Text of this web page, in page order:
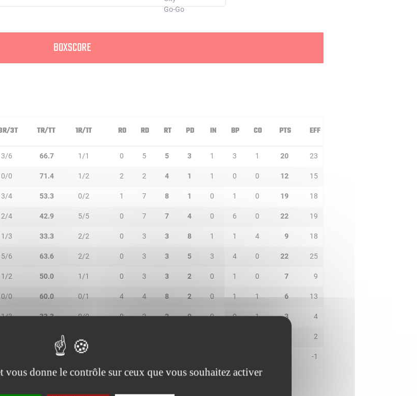
BOXSCORE
3T TR/TT 1R/1T RO RD RT PD IN BP CO PTS EFF
3/6 66.7 1/1 0 5 5 3 1 3 1 20 23
0/0 71.4 1/2 2 2 4 1 1 0 0 12 15
3/4 53.3 0/2 1 7 8 1 0 1 0 19 18
2/4 42.9 5/5 0 7 7 4 0 6 0 22 19
1/3 33.3 2/2 0 3 3 8 1 1 4 9 18
5/6 63.6 2/2 0 3 3 5 3 4 0 22 25
1/2 50.0 1/1 0 3 3 2 0 1 0 7 9
0/0 60.0 0/1 4 4 8 2 0 1 1 6 13
1/3 33.3 0/0 0 2 2 0 0 0 1 3 4
2
-1
vous donne le contrôle sur ceux que vous souhaitez activer